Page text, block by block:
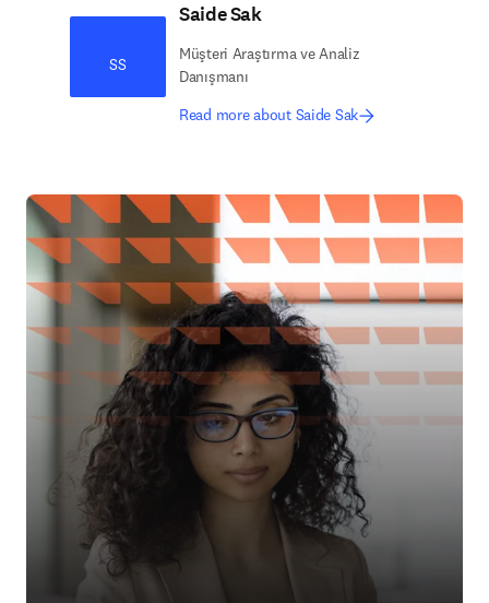
SS
Saide Sak
Müşteri Araştırma ve Analiz
Danışmanı
Read more about Saide Sak